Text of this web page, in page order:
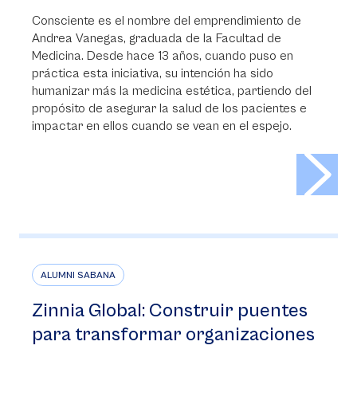
Consciente es el nombre del emprendimiento de
Andrea Vanegas, graduada de la Facultad de
Medicina. Desde hace 13 años, cuando puso en
práctica esta iniciativa, su intención ha sido
humanizar más la medicina estética, partiendo del
propósito de asegurar la salud de los pacientes e
impactar en ellos cuando se vean en el espejo.
ALUMNI SABANA
Zinnia Global: Construir puentes
para transformar organizaciones